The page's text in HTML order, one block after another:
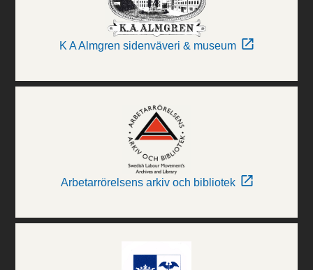
K A Almgren sidenväveri & museum
Arbetarrörelsens arkiv och bibliotek